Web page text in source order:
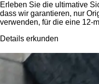
Erleben Sie die ultimative
dass wir garantieren, nur
verwenden, für die eine 12-
Details erkunden